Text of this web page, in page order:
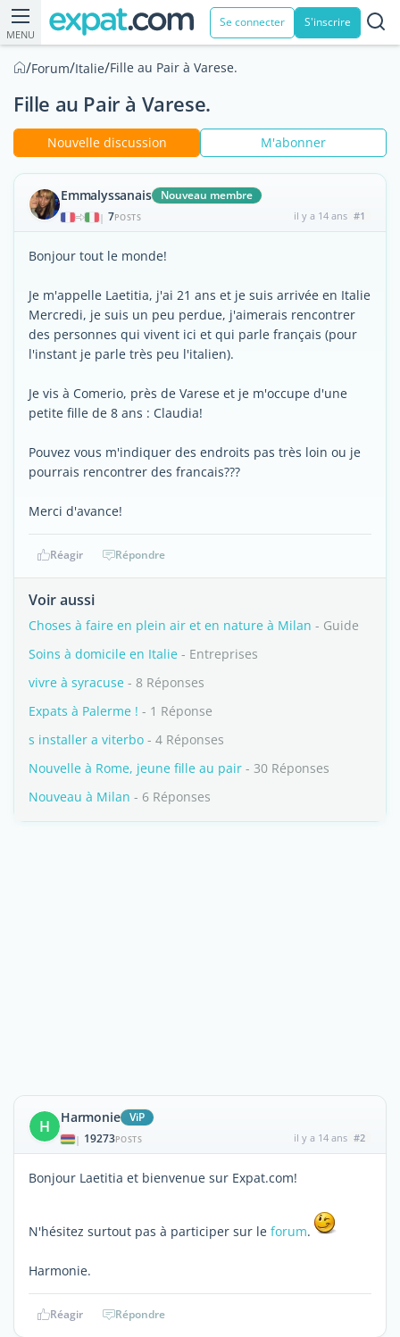
MENU
Se connecter S'inscrire
/Forum/Italie/Fille au Pair à Varese.
Fille au Pair à Varese.
Nouvelle discussion M'abonner
Emmalyssanais Nouveau membre
| 7POSTS il y a 14 ans #1
Bonjour tout le monde!
Je m'appelle Laetitia, j'ai 21 ans et je suis arrivée en Italie
Mercredi, je suis un peu perdue, j'aimerais rencontrer
des personnes qui vivent ici et qui parle français (pour
l'instant je parle très peu l'italien).
Je vis à Comerio, près de Varese et je m'occupe d'une
petite fille de 8 ans : Claudia!
Pouvez vous m'indiquer des endroits pas très loin ou je
pourrais rencontrer des francais???
Merci d'avance!
Réagir Répondre
Voir aussi
Choses à faire en plein air et en nature à Milan - Guide
Soins à domicile en Italie - Entreprises
vivre à syracuse - 8 Réponses
Expats à Palerme ! - 1 Réponse
s installer a viterbo - 4 Réponses
Nouvelle à Rome, jeune fille au pair - 30 Réponses
Nouveau à Milan - 6 Réponses
H Harmonie ViP
| 19273POSTS il y a 14 ans #2
Bonjour Laetitia et bienvenue sur Expat.com!
N'hésitez surtout pas à participer sur le forum.
Harmonie.
Réagir Répondre